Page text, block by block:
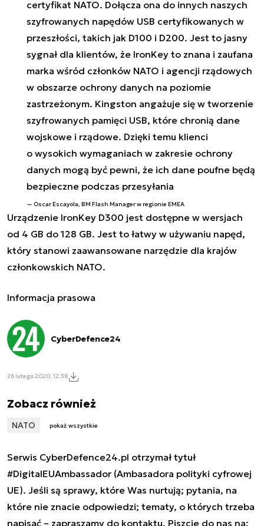
certyfikat NATO. Dołącza ona do innych naszych
szyfrowanych napędów USB certyfikowanych w
przeszłości, takich jak D100 i D200. Jest to jasny
sygnał dla klientów, że IronKey to znana i zaufana
marka wśród członków NATO i agencji rządowych
w obszarze ochrony danych na poziomie
zastrzeżonym. Kingston angażuje się w tworzenie
szyfrowanych pamięci USB, które chronią dane
wojskowe i rządowe. Dzięki temu klienci
o wysokich wymaganiach w zakresie ochrony
danych mogą być pewni, że ich dane poufne będą
bezpieczne podczas przesyłania
Oscar Escayola, BM Flash Manager w regionie EMEA
Urządzenie IronKey D300 jest dostępne w wersjach
od 4 GB do 128 GB. Jest to łatwy w używaniu napęd,
który stanowi zaawansowane narzędzie dla krajów
członkowskich NATO.
Informacja prasowa
CyberDefence24
26 lutego 2020, 12:38
Zobacz również
NATO pokaż wszystkie
Serwis CyberDefence24.pl otrzymał tytuł
#DigitalEUAmbassador (Ambasadora polityki cyfrowej
UE). Jeśli są sprawy, które Was nurtują; pytania, na
które nie znacie odpowiedzi; tematy, o których trzeba
napisać – zapraszamy do kontaktu. Piszcie do nas na: